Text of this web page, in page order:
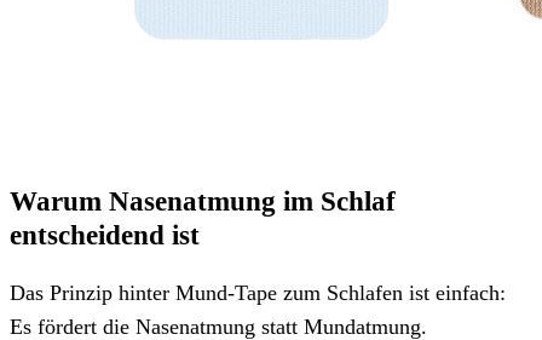
Warum Nasenatmung im Schlaf
entscheidend ist
Das Prinzip hinter Mund-Tape zum Schlafen ist einfach:
Es fördert die Nasenatmung statt Mundatmung.